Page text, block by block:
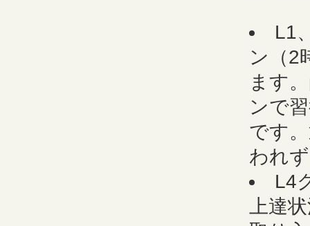
L1
ン（2
ます
ンで
です
われ
L4
上達